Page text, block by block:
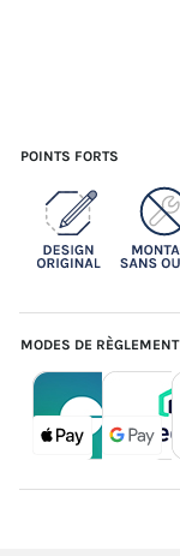
POINTS FORTS
MODES DE RÈGLEMENT